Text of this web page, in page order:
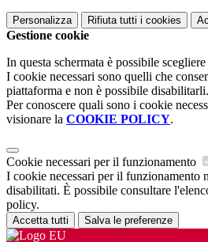
Personalizza Rifiuta tutti i cookies
Gestione cookie
In questa schermata è possibile
I cookie necessari sono quelli che
piattaforma e non è possibile disabilitarli.
Per conoscere quali sono i cookie
visionare la COOKIE POLICY.
Cookie necessari per il funzionamento
I cookie necessari per il funzionamento
disabilitati. È possibile consultare
policy.
Accetta tutti Salva le preferenze